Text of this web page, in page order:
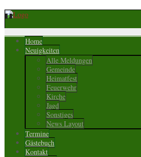
Home
Neuigkeiten
Alle Meldungen
Gemeinde
Heimatfest
Feuerwehr
Kirche
Jagd
Sonstiges
News Layout
Termine
Gästebuch
Kontakt